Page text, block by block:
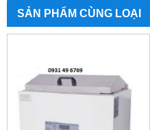
SẢN PHẨM CÙNG LOẠI